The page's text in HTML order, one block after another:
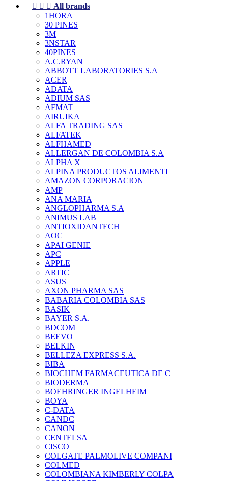
   All brands
1HORA
30 PINES
3M
3NSTAR
40PINES
A.C.RYAN
ABBOTT LABORATORIES S.A
ACER
ADATA
ADIUM SAS
AFMAT
AIRUIKA
ALFA TRADING SAS
ALFATEK
ALFHAMED
ALLERGAN DE COLOMBIA S.A
ALPHA X
ALPINA PRODUCTOS ALIMENTI
AMAZON CORPORACION
AMP
ANA MARIA
ANGLOPHARMA S.A
ANIMUS LAB
ANTIOXIDANTECH
AOC
APAI GENIE
APC
APPLE
ARTIC
ASUS
AXON PHARMA SAS
BABARIA COLOMBIA SAS
BASIK
BAYER S.A.
BDCOM
BEEVO
BELKIN
BELLEZA EXPRESS S.A.
BIBA
BIOCHEM FARMACEUTICA DE C
BIODERMA
BOEHRINGER INGELHEIM
BOYA
C-DATA
CANDC
CANON
CENTELSA
CISCO
COLGATE PALMOLIVE COMPANI
COLMED
COLOMBIANA KIMBERLY COLPA